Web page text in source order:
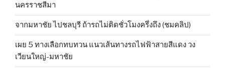
นครราชสีมา
จากมหาชัย ไปชลบุรี ถ้ารถไม่ติดชั่วโมงครึ่งถึง (ชมคลิป)
เผย 5 ทางเลือกทบทวน แนวเส้นทางรถไฟฟ้าสายสีแดง วง
เวียนใหญ่-มหาชัย